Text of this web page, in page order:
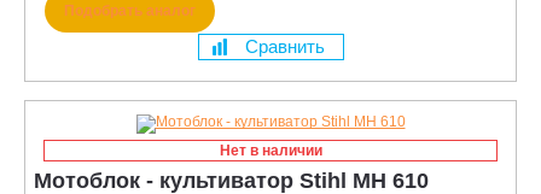
Подобрать аналог
Сравнить
Нет в наличии
Мотоблок - культиватор Stihl MH 610